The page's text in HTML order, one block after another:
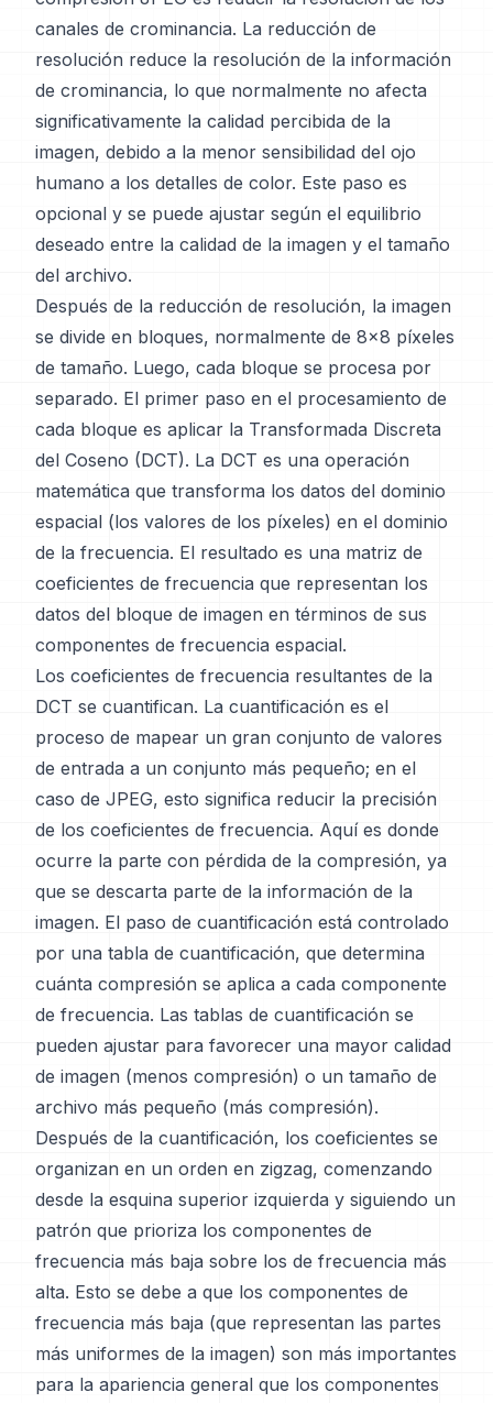
canales de crominancia. La reducción de
resolución reduce la resolución de la información
de crominancia, lo que normalmente no afecta
significativamente la calidad percibida de la
imagen, debido a la menor sensibilidad del ojo
humano a los detalles de color. Este paso es
opcional y se puede ajustar según el equilibrio
deseado entre la calidad de la imagen y el tamaño
del archivo.
Después de la reducción de resolución, la imagen
se divide en bloques, normalmente de 8x8 píxeles
de tamaño. Luego, cada bloque se procesa por
separado. El primer paso en el procesamiento de
cada bloque es aplicar la Transformada Discreta
del Coseno (DCT). La DCT es una operación
matemática que transforma los datos del dominio
espacial (los valores de los píxeles) en el dominio
de la frecuencia. El resultado es una matriz de
coeficientes de frecuencia que representan los
datos del bloque de imagen en términos de sus
componentes de frecuencia espacial.
Los coeficientes de frecuencia resultantes de la
DCT se cuantifican. La cuantificación es el
proceso de mapear un gran conjunto de valores
de entrada a un conjunto más pequeño; en el
caso de JPEG, esto significa reducir la precisión
de los coeficientes de frecuencia. Aquí es donde
ocurre la parte con pérdida de la compresión, ya
que se descarta parte de la información de la
imagen. El paso de cuantificación está controlado
por una tabla de cuantificación, que determina
cuánta compresión se aplica a cada componente
de frecuencia. Las tablas de cuantificación se
pueden ajustar para favorecer una mayor calidad
de imagen (menos compresión) o un tamaño de
archivo más pequeño (más compresión).
Después de la cuantificación, los coeficientes se
organizan en un orden en zigzag, comenzando
desde la esquina superior izquierda y siguiendo un
patrón que prioriza los componentes de
frecuencia más baja sobre los de frecuencia más
alta. Esto se debe a que los componentes de
frecuencia más baja (que representan las partes
más uniformes de la imagen) son más importantes
para la apariencia general que los componentes